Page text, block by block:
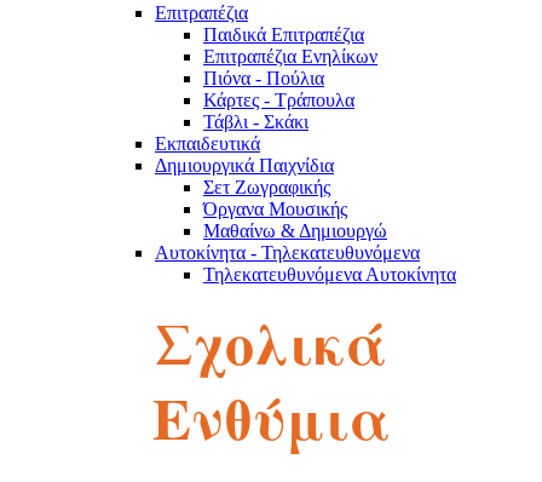
Επιτραπέζια
Παιδικά Επιτραπέζια
Επιτραπέζια Ενηλίκων
Πιόνα - Πούλια
Κάρτες - Τράπουλα
Τάβλι - Σκάκι
Εκπαιδευτικά
Δημιουργικά Παιχνίδια
Σετ Ζωγραφικής
Όργανα Μουσικής
Μαθαίνω & Δημιουργώ
Αυτοκίνητα - Τηλεκατευθυνόμενα
Τηλεκατευθυνόμενα Αυτοκίνητα
Πίστες
Παζλ
Παζλ Παιδικά
Παζλ Ενηλίκων
Κύβοι του Ρούμπικ
Κούκλες - Λούτρινα
Σχολικά
Ενθύμια